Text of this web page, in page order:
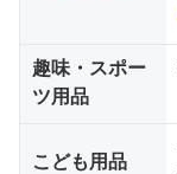
趣味・スポー
ツ用品
こども用品